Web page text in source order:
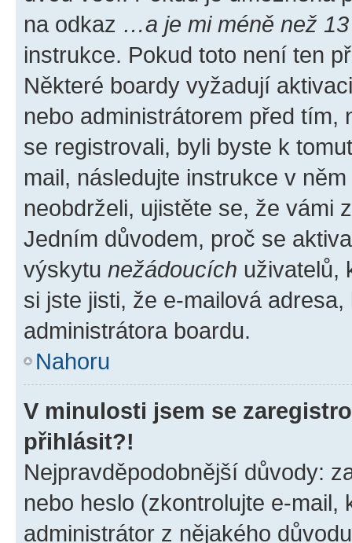
na odkaz …a je mi méně než
instrukce. Pokud toto není ten
Některé boardy vyžadují
nebo administrátorem před tím,
se registrovali, byli byste k
mail, následujte instrukce v
neobdrželi, ujistěte se, že vámi
Jedním důvodem, proč se
výskytu nežádoucích uživatelů,
si jste jisti, že e-mailová
administrátora boardu.
Nahoru
V minulosti jsem se
přihlásit?!
Nejpravděpodobnější důvody:
nebo heslo (zkontrolujte e-
administrátor z nějakého